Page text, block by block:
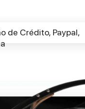
de Crédito, Paypal,